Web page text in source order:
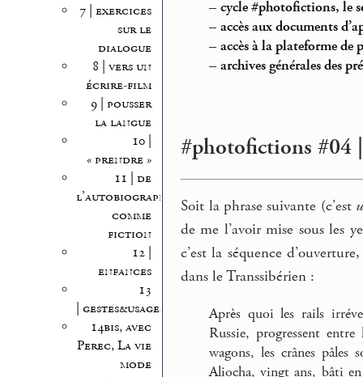
7 | exercices
sur le
dialogue
8 | vers un
écrire-film
9 | pousser
la langue
10 |
« prendre »
11 | de
l’autobiographie
comme
fiction
12 |
enfances
13
| gestes&usages
14bis, avec
Perec, La vie
mode
– cycle #photofictions, le
– accès aux documents
– accès à la plateforme
– archives générales des
#photofictions #04
Soit la phrase suivante (c’est
de me l’avoir mise sous les
c’est la séquence
dans le Transsibérien :
Après quoi les rails
Russie, progressent
wagons, les crânes pâles
Aliocha, vingt ans, bâti